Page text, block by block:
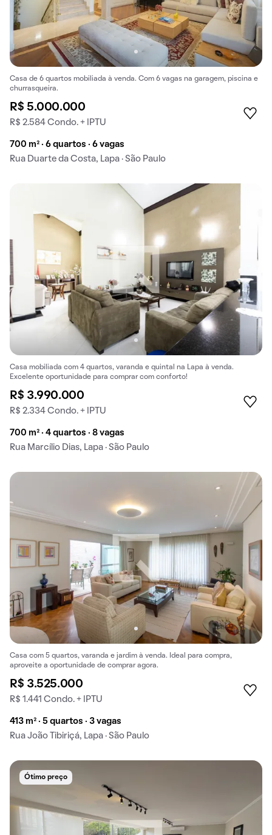
Casa de 6 quartos mobiliada à venda. Com 6 vagas na garagem, piscina e
churrasqueira.
R$ 5.000.000
R$ 2.584 Condo. + IPTU
700 m² · 6 quartos · 6 vagas
Rua Duarte da Costa, Lapa · São Paulo
Casa mobiliada com 4 quartos, varanda e quintal na Lapa à venda.
Excelente oportunidade para comprar com conforto!
R$ 3.990.000
R$ 2.334 Condo. + IPTU
700 m² · 4 quartos · 8 vagas
Rua Marcílio Dias, Lapa · São Paulo
Casa com 5 quartos, varanda e jardim à venda. Ideal para compra,
aproveite a oportunidade de comprar agora.
R$ 3.525.000
R$ 1.441 Condo. + IPTU
413 m² · 5 quartos · 3 vagas
Rua João Tibiriçá, Lapa · São Paulo
Ótimo preço